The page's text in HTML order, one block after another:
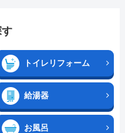
トイレリフォーム
給湯器
お風呂